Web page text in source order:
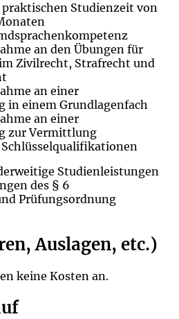
Studienzeit von
an den Übungen für
Zivilrecht, Strafrecht und
an einer
in einem Grundlagenfach
an einer
zur Vermittlung
Studienleistungen
des § 6
Prüfungsordnung
Auslagen, etc.)
keine Kosten an.